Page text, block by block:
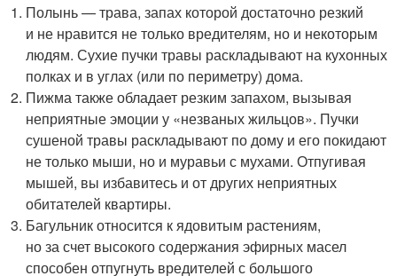
Полынь — трава, запах которой достаточно резкий
и не нравится не только вредителям, но и некоторым
людям. Сухие пучки травы раскладывают на кухонных
полках и в углах (или по периметру) дома.
Пижма также обладает резким запахом, вызывая
неприятные эмоции у «незваных жильцов». Пучки
сушеной травы раскладывают по дому и его покидают
не только мыши, но и муравьи с мухами. Отпугивая
мышей, вы избавитесь и от других неприятных
обитателей квартиры.
Багульник относится к ядовитым растениям,
но за счет высокого содержания эфирных масел
способен отпугнуть вредителей с большого